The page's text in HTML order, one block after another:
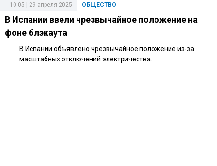
ОБЩЕСТВО
10:05 | 29 апреля 2025
В Испании ввели чрезвычайное положение на
фоне блэкаута
В Испании объявлено чрезвычайное положение из-за
масштабных отключений электричества.